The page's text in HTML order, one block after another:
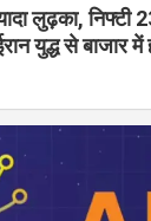
लुढ़का, निफ्टी
युद्ध से बाजार